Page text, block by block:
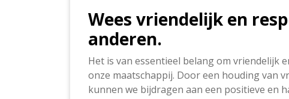
Wees vriendelijk en
anderen.
Het is van essentieel belang om vriendelijk
onze maatschappij. Door een houding van
kunnen we bijdragen aan een positieve en